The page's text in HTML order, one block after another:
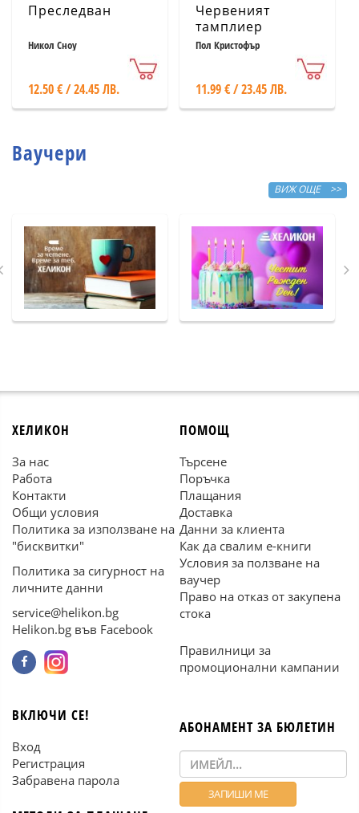
Преследван
Никол Сноу
12.50 € / 24.45 ЛВ.
Червеният
тамплиер
Пол Кристофър
11.99 € / 23.45 ЛВ.
Ваучери
ВИЖ ОЩЕ >>
ХЕЛИКОН
За нас
Работа
Контакти
Общи условия
Политика за използване на
"бисквитки"
Политика за сигурност на
личните данни
service@helikon.bg
Helikon.bg във Facebook
ПОМОЩ
Търсене
Поръчка
Плащания
Доставка
Данни за клиента
Как да свалим е-книги
Условия за ползване на
ваучер
Право на отказ от закупена
стока
Правилници за
промоционални кампании
ВКЛЮЧИ СЕ!
Вход
Регистрация
Забравена парола
АБОНАМЕНТ ЗА БЮЛЕТИН